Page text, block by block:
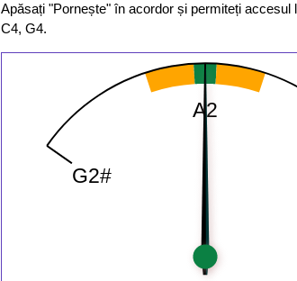
Apăsați "Pornește" în acordor și permiteți
C4, G4.